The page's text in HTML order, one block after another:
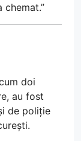
doi
au fost
de poliție